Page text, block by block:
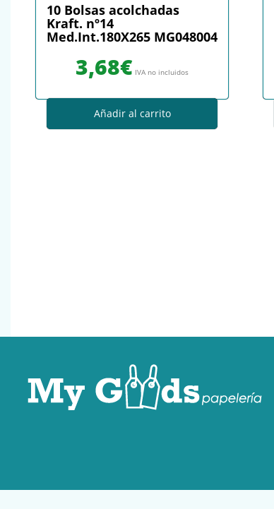
10 Bolsas acolchadas
Kraft. nº14
Med.Int.180X265 MG048004
3,68€ IVA no incluidos
Añadir al carrito